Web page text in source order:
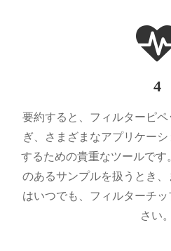
4
要約すると、フィルターピ
ぎ、さまざまなアプリケー
するための貴重なツールで
のあるサンプルを扱うとき
はいつでも、フィルターチ
さい。